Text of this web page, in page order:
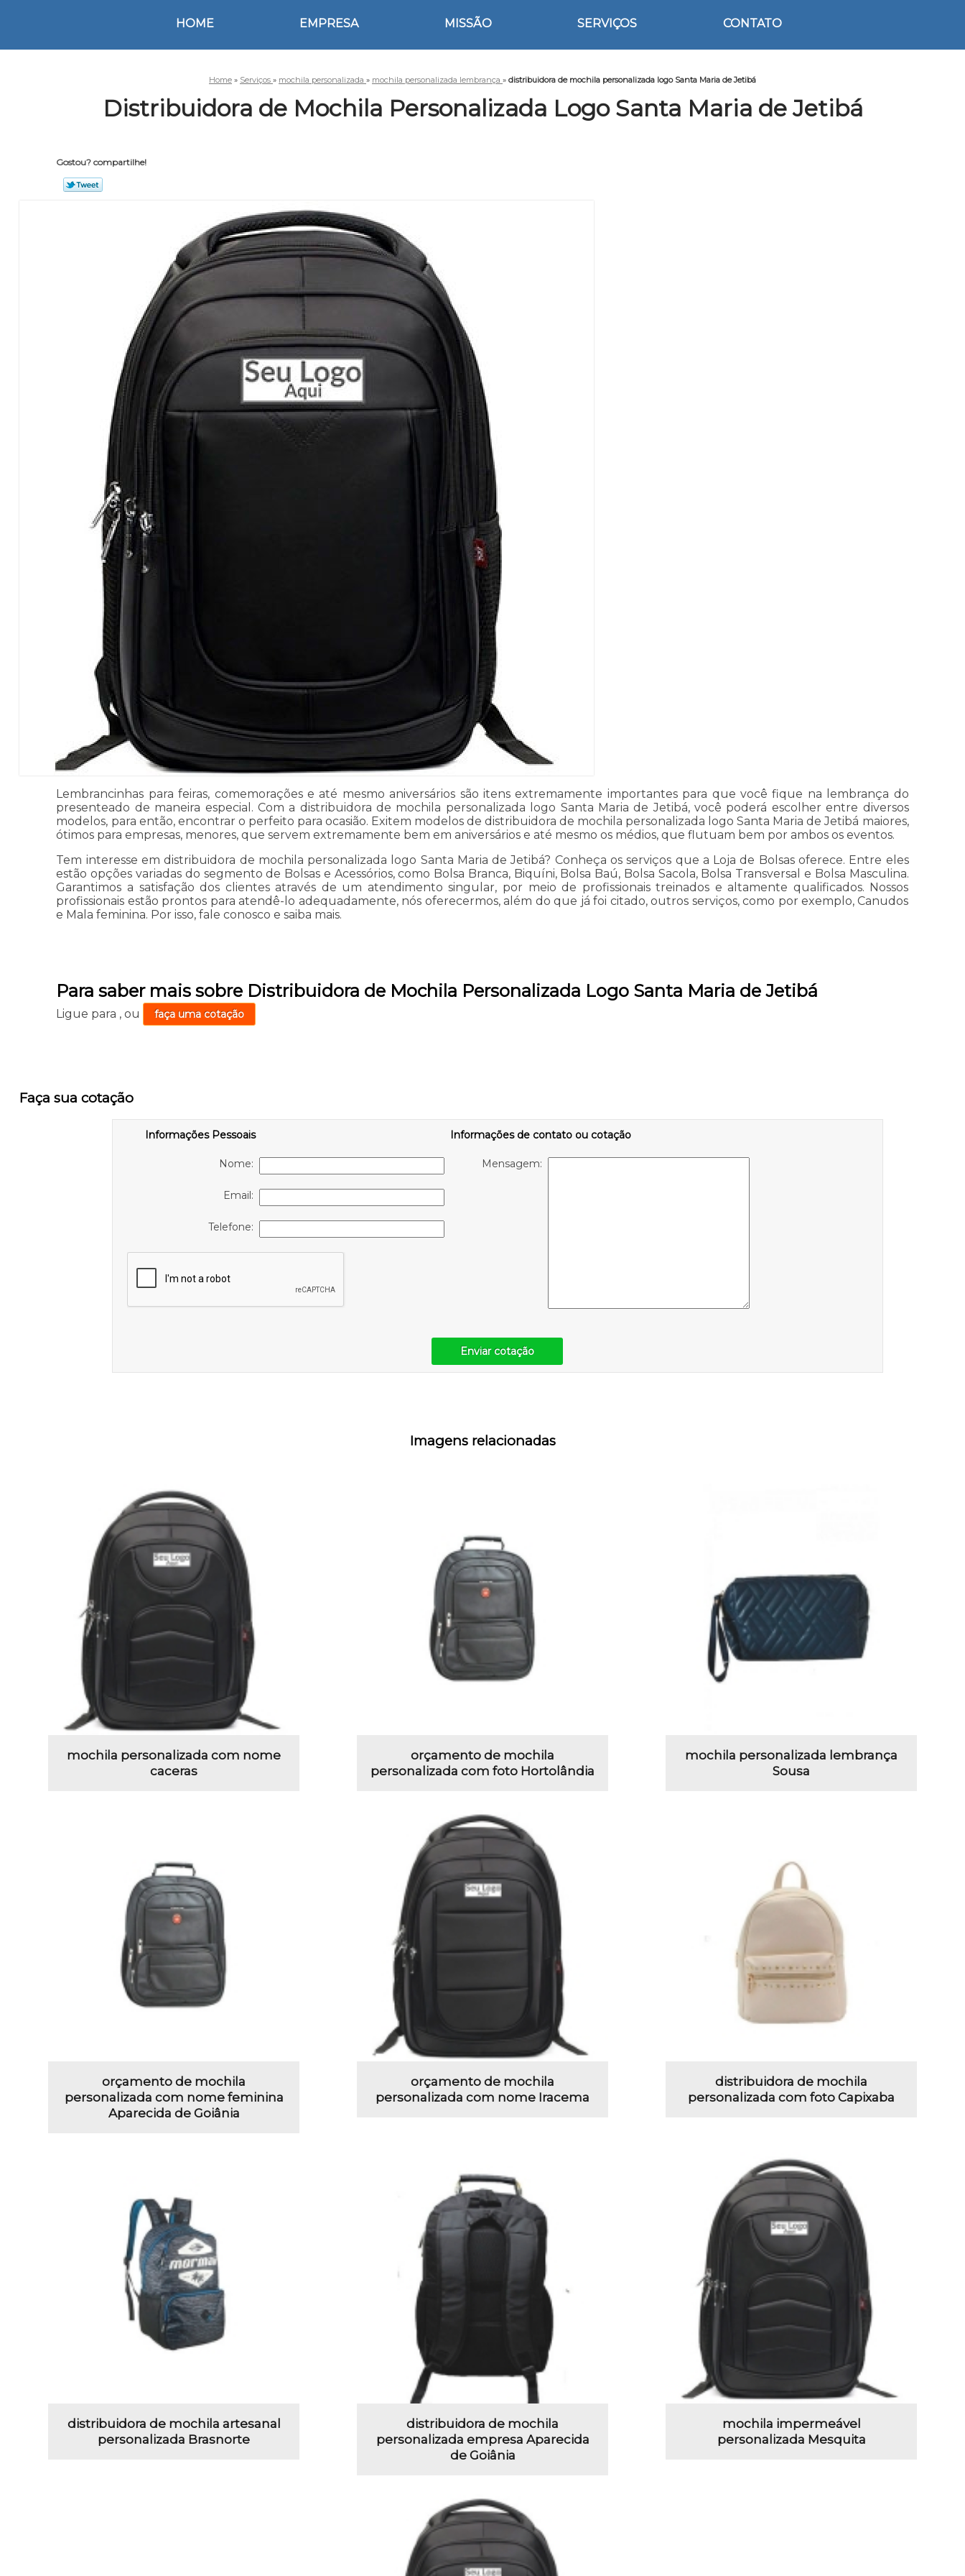
HOME EMPRESA MISSÃO SERVIÇOS CONTATO
Home » Serviços » mochila personalizada » mochila personalizada lembrança » distribuidora de mochila personalizada logo Santa Maria de Jetibá
Distribuidora de Mochila Personalizada Logo Santa Maria de Jetibá
Gostou? compartilhe!
Lembrancinhas para feiras, comemorações e até mesmo aniversários são itens extremamente importantes para que você fique na lembrança do
presenteado de maneira especial. Com a distribuidora de mochila personalizada logo Santa Maria de Jetibá, você poderá escolher entre diversos
modelos, para então, encontrar o perfeito para ocasião. Exitem modelos de distribuidora de mochila personalizada logo Santa Maria de Jetibá maiores,
ótimos para empresas, menores, que servem extremamente bem em aniversários e até mesmo os médios, que flutuam bem por ambos os eventos.
Tem interesse em distribuidora de mochila personalizada logo Santa Maria de Jetibá? Conheça os serviços que a Loja de Bolsas oferece. Entre eles
estão opções variadas do segmento de Bolsas e Acessórios, como Bolsa Branca, Biquíni, Bolsa Baú, Bolsa Sacola, Bolsa Transversal e Bolsa Masculina.
Garantimos a satisfação dos clientes através de um atendimento singular, por meio de profissionais treinados e altamente qualificados. Nossos
profissionais estão prontos para atendê-lo adequadamente, nós oferecermos, além do que já foi citado, outros serviços, como por exemplo, Canudos
e Mala feminina. Por isso, fale conosco e saiba mais.
Para saber mais sobre Distribuidora de Mochila Personalizada Logo Santa Maria de Jetibá
Ligue para ,ou faça uma cotação
Faça sua cotação
Informações Pessoais
Nome:
Email:
Telefone:
Informações de contato ou cotação
Mensagem:
Enviar cotação
Imagens relacionadas
mochila personalizada com nome
caceras
orçamento de mochila
personalizada com foto Hortolândia
mochila personalizada lembrança
Sousa
orçamento de mochila
personalizada com nome feminina
Aparecida de Goiânia
orçamento de mochila
personalizada com nome Iracema
distribuidora de mochila
personalizada com foto Capixaba
distribuidora de mochila artesanal
personalizada Brasnorte
distribuidora de mochila
personalizada empresa Aparecida
de Goiânia
mochila impermeável
personalizada Mesquita